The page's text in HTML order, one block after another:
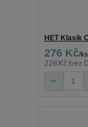
HET Klasik
276 Kč/ks
228 Kč bez